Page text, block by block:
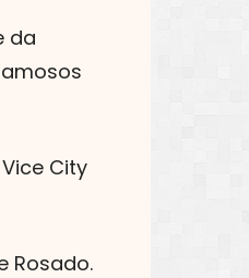
da
City
Rosado.